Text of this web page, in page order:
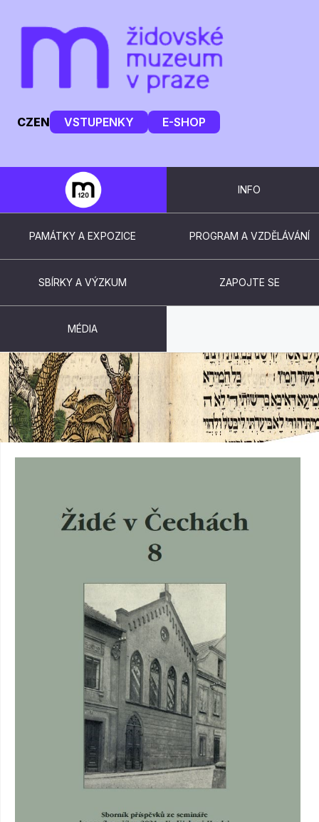
CZEN VSTUPENKY E-SHOP
INFO
PAMÁTKY A EXPOZICE PROGRAM A VZDĚLÁVÁNÍ
SBÍRKY A VÝZKUM ZAPOJTE SE
MÉDIA
ŽIDÉ V ČECHÁCH 8